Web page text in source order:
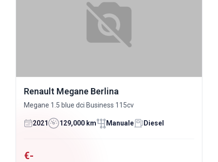
Renault Megane Berlina
Megane 1.5 blue dci Business 115cv
2021 129,000 km Manuale Diesel
€-